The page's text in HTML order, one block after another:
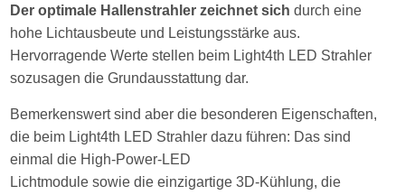
Der optimale Hallenstrahler zeichnet sichdurch eine
hohe Lichtausbeute und Leistungsstärke aus.
Hervorragende Werte stellen beim Light4th LED Strahler
sozusagen die Grundausstattung dar.
Bemerkenswert sind aber die besonderen Eigenschaften,
die beim Light4th LED Strahler dazu führen: Das sind
einmal die High-Power-LED
Lichtmodule sowie die einzigartige 3D-Kühlung, die